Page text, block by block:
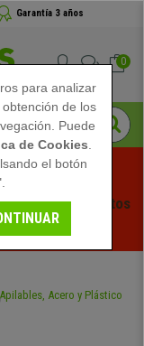
Garantía 3 años
0
Descuentos
- Ver Promo
para analizar
de los
Puede
de Cookies
el botón